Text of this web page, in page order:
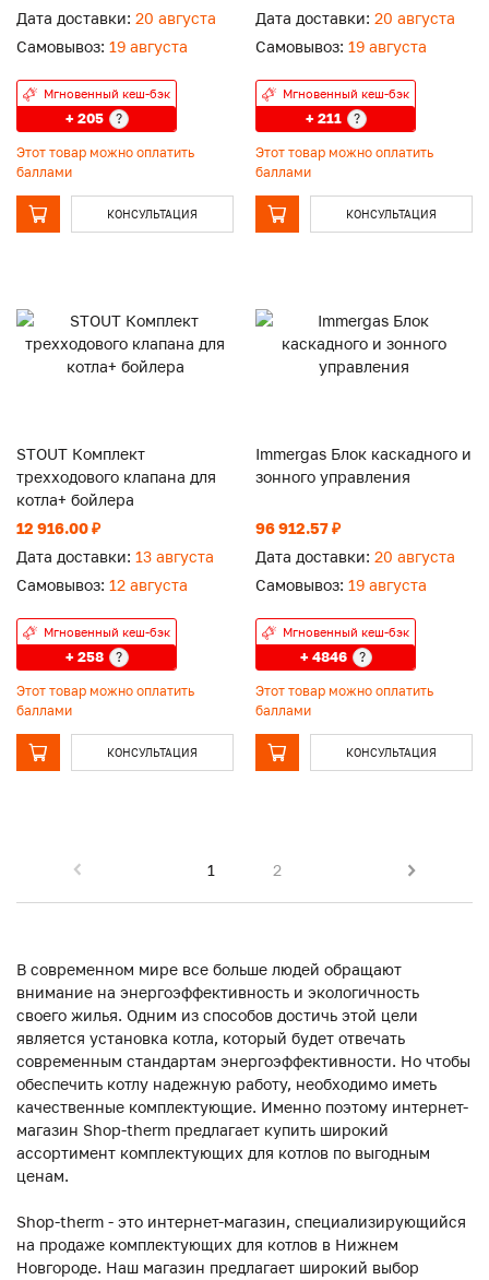
Дата доставки: 20 августа
Самовывоз: 19 августа
Мгновенный кеш-бэк
+ 205 ?
Этот товар можно оплатить
баллами
КОНСУЛЬТАЦИЯ
Дата доставки: 20 августа
Самовывоз: 19 августа
Мгновенный кеш-бэк
+ 211 ?
Этот товар можно оплатить
баллами
КОНСУЛЬТАЦИЯ
STOUT Комплект
трехходового клапана для
котла+ бойлера
12 916.00 ₽
Дата доставки: 13 августа
Самовывоз: 12 августа
Мгновенный кеш-бэк
+ 258 ?
Этот товар можно оплатить
баллами
КОНСУЛЬТАЦИЯ
Immergas Блок каскадного и
зонного управления
96 912.57 ₽
Дата доставки: 20 августа
Самовывоз: 19 августа
Мгновенный кеш-бэк
+ 4846 ?
Этот товар можно оплатить
баллами
КОНСУЛЬТАЦИЯ
1 2
В современном мире все больше людей обращают
внимание на энергоэффективность и экологичность
своего жилья. Одним из способов достичь этой цели
является установка котла, который будет отвечать
современным стандартам энергоэффективности. Но чтобы
обеспечить котлу надежную работу, необходимо иметь
качественные комплектующие. Именно поэтому интернет-
магазин Shop-therm предлагает купить широкий
ассортимент комплектующих для котлов по выгодным
ценам.
Shop-therm - это интернет-магазин, специализирующийся
на продаже комплектующих для котлов в Нижнем
Новгороде. Наш магазин предлагает широкий выбор